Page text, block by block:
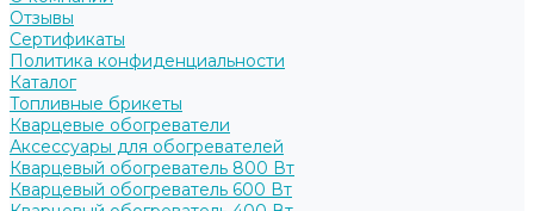
Отзывы
Сертификаты
Политика конфиденциальности
Каталог
Топливные брикеты
Кварцевые обогреватели
Аксессуары для обогревателей
Кварцевый обогреватель 800 Вт
Кварцевый обогреватель 600 Вт